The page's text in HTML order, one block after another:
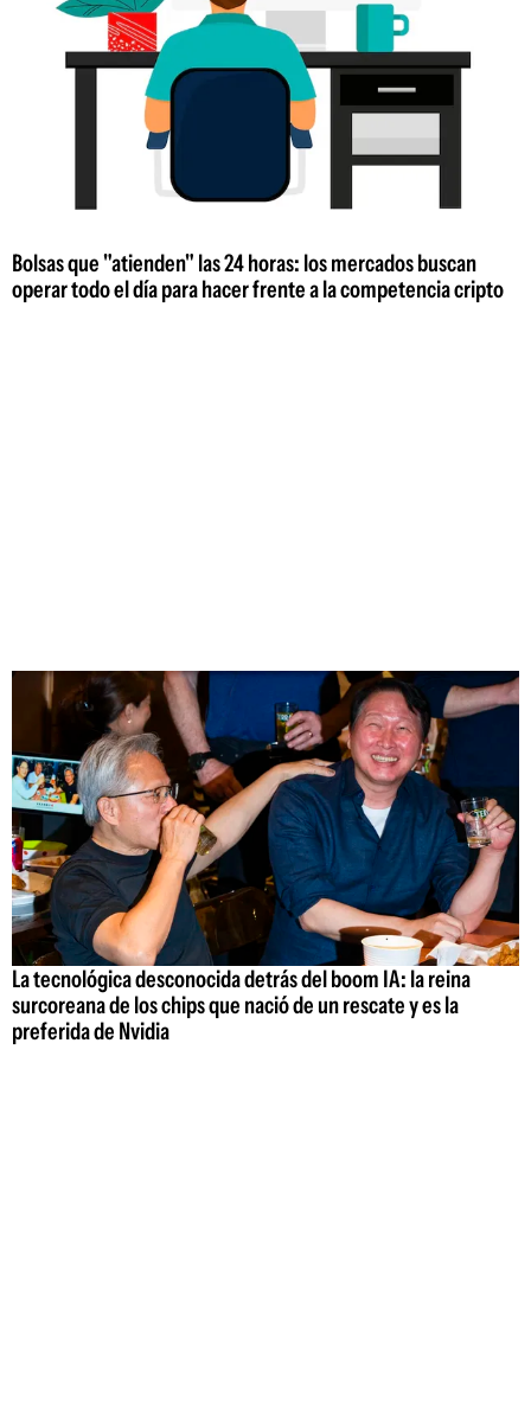
Bolsas que "atienden" las 24 horas: los mercados buscan
operar todo el día para hacer frente a la competencia cripto
La tecnológica desconocida detrás del boom IA: la reina
surcoreana de los chips que nació de un rescate y es la
preferida de Nvidia